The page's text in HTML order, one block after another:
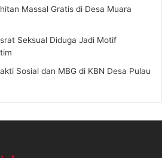
Massal Gratis di Desa Muara
Seksual Diduga Jadi Motif
Sosial dan MBG di KBN Desa Pulau